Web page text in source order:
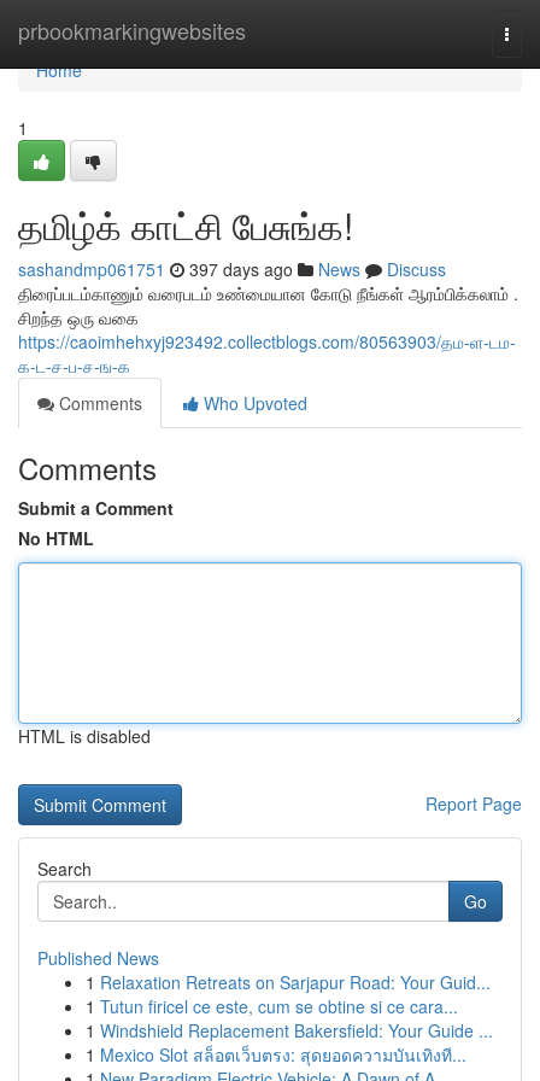
prbookmarkingwebsites
Home
Home
1
தமிழ்க் காட்சி பேசுங்க!
sashandmp061751 397 days ago News
Discuss
திரைப்படம்காணும் வரைபடம் உண்மையான கோடு நீங்கள் ஆரம்பிக்கலாம் .
சிறந்த ஒரு வகை
https://caoimhehxyj923492.collectblogs.com/80563903/தம-ள-டம-
க-ட-ச-ப-ச-ங-க
Comments
Who Upvoted
Comments
Submit a Comment
No HTML
HTML is disabled
Report Page
Search
Go
Published News
1 Relaxation Retreats on Sarjapur Road: Your Guid...
1 Tutun firicel ce este, cum se obtine si ce cara...
1 Windshield Replacement Bakersfield: Your Guide ...
1 Mexico Slot สล็อตเว็บตรง: สุดยอดความบันเทิงที...